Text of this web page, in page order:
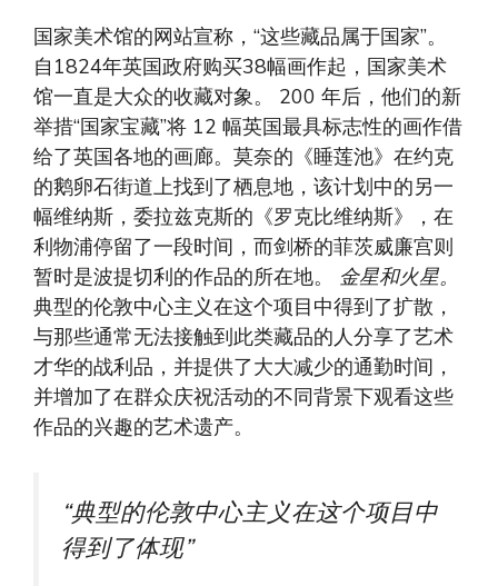
国家美术馆的网站宣称，“这些藏品属于国家”。
自1824年英国政府购买38幅画作起，国家美术
馆一直是大众的收藏对象。 200 年后，他们的新
举措“国家宝藏”将 12 幅英国最具标志性的画作借
给了英国各地的画廊。莫奈的《睡莲池》在约克
的鹅卵石街道上找到了栖息地，该计划中的另一
幅维纳斯，委拉兹克斯的《罗克比维纳斯》，在
利物浦停留了一段时间，而剑桥的菲茨威廉宫则
暂时是波提切利的作品的所在地。 金星和火星。
典型的伦敦中心主义在这个项目中得到了扩散，
与那些通常无法接触到此类藏品的人分享了艺术
才华的战利品，并提供了大大减少的通勤时间，
并增加了在群众庆祝活动的不同背景下观看这些
作品的兴趣的艺术遗产。
“典型的伦敦中心主义在这个项目中
得到了体现”